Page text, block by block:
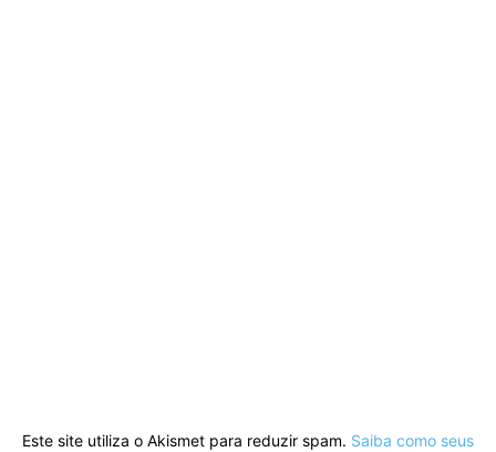
Este site utiliza o Akismet para reduzir spam. Saiba como seus